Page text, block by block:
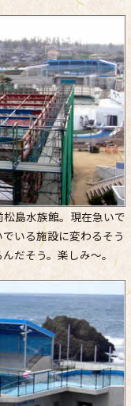
島水族館。現在急いで
いる施設に変わるそう
だそう。楽しみ～。